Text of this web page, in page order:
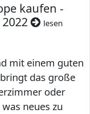
kaufen -
lesen
mit einem guten
das große
oder
neues zu